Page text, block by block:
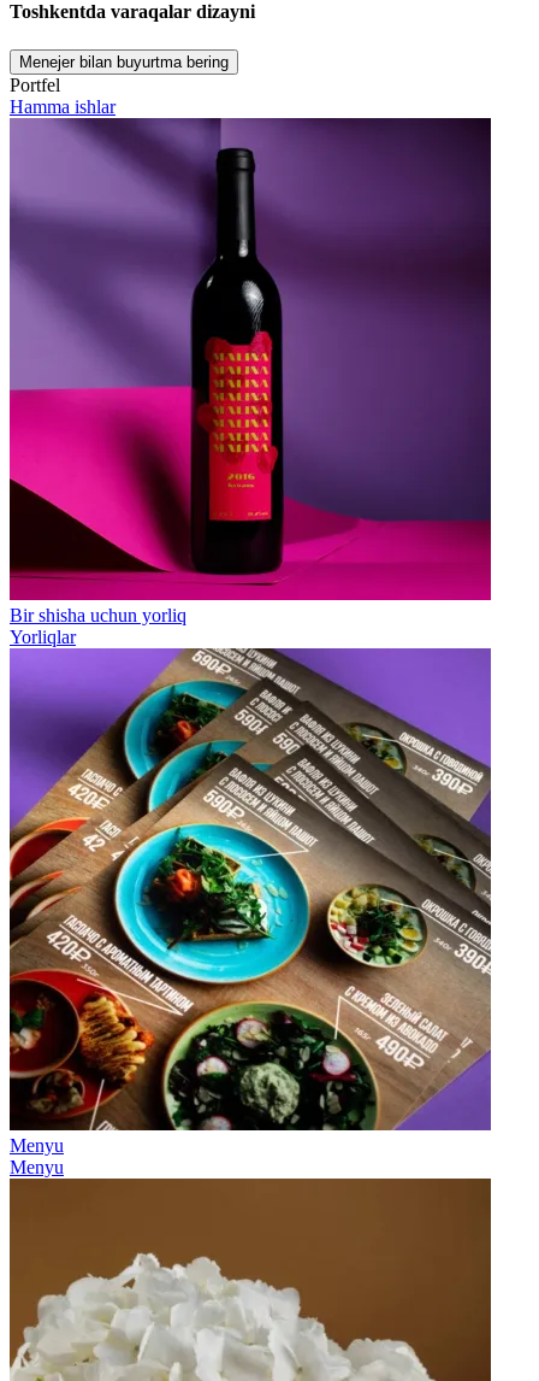
Toshkentda varaqalar dizayni
Menejer bilan buyurtma bering
Portfel
Hamma ishlar
Bir shisha uchun yorliq
Yorliqlar
Menyu
Menyu